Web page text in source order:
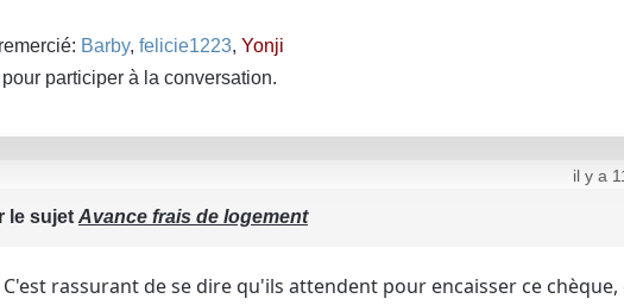
Barby, felicie1223, Yonji
pour participer à la conversation.
il y a
le sujet Avance frais de logement
C'est rassurant de se dire qu'ils attendent pour encaisser ce chèque,